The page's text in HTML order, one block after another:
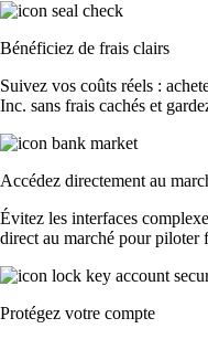
Bénéficiez de frais clairs
Suivez vos coûts réels :
Inc. sans frais cachés et
Accédez directement au
Évitez les interfaces
direct au marché pour piloter
Protégez votre compte